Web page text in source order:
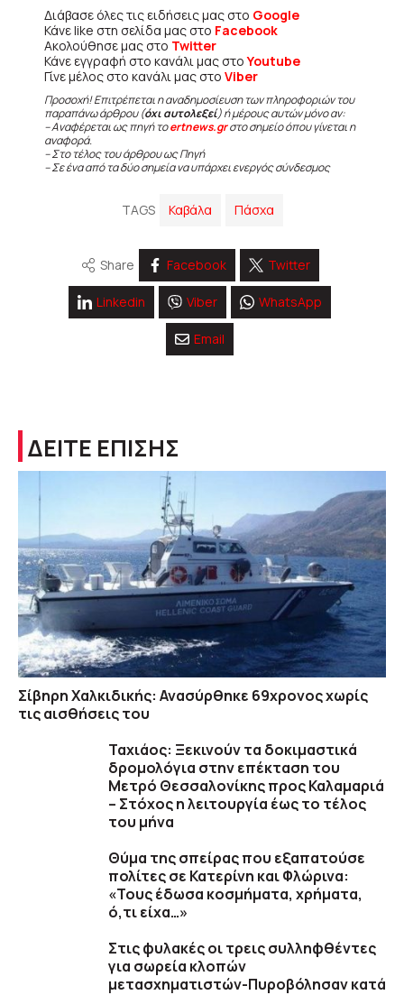
Διάβασε όλες τις ειδήσεις μας στο Google
Κάνε like στη σελίδα μας στο Facebook
Ακολούθησε μας στο Twitter
Κάνε εγγραφή στο κανάλι μας στοYoutube
Γίνε μέλος στο κανάλι μας στο Viber
Προσοχή! Επιτρέπεται η αναδημοσίευση των πληροφοριών του
παραπάνω άρθρου (όχι αυτολεξεί) ή μέρους αυτών μόνο αν:
– Αναφέρεται ως πηγή τοertnews.grστο σημείο όπου γίνεται η
αναφορά.
– Στο τέλος του άρθρου ως Πηγή
– Σε ένα από τα δύο σημεία να υπάρχει ενεργός σύνδεσμος
TAGS Καβάλα Πάσχα
Share Facebook Twitter
Linkedin Viber WhatsApp
Email
ΔΕΙΤΕ ΕΠΙΣΗΣ
Σίβηρη Χαλκιδικής: Ανασύρθηκε 69χρονος χωρίς
τις αισθήσεις του
Ταχιάος: Ξεκινούν τα δοκιμαστικά
δρομολόγια στην επέκταση του
Μετρό Θεσσαλονίκης προς Καλαμαριά
– Στόχος η λειτουργία έως το τέλος
του μήνα
Θύμα της σπείρας που εξαπατούσε
πολίτες σε Κατερίνη και Φλώρινα:
«Τους έδωσα κοσμήματα, χρήματα,
ό,τι είχα…»
Στις φυλακές οι τρεις συλληφθέντες
για σωρεία κλοπών
μετασχηματιστών-Πυροβόλησαν κατά